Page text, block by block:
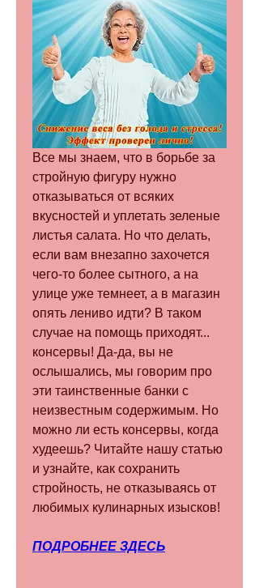
Все мы знаем, что в борьбе за
стройную фигуру нужно
отказываться от всяких
вкусностей и уплетать зеленые
листья салата. Но что делать,
если вам внезапно захочется
чего-то более сытного, а на
улице уже темнеет, а в магазин
опять лениво идти? В таком
случае на помощь приходят...
консервы! Да-да, вы не
ослышались, мы говорим про
эти таинственные банки с
неизвестным содержимым. Но
можно ли есть консервы, когда
худеешь? Читайте нашу статью
и узнайте, как сохранить
стройность, не отказываясь от
любимых кулинарных изысков!
ПОДРОБНЕЕ ЗДЕСЬ